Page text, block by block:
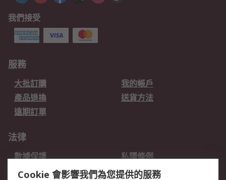
我們接受
服務
大批訂購
我的帳戶
產品退換
送貨方法
遠期訂單
法律
數據保護
私隱條例
網站條款
郵件安全
Cookie 會影響我們為您提供的服務